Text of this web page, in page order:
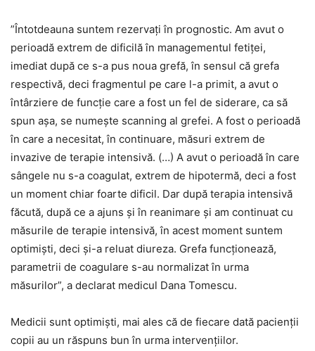
”Întotdeauna suntem rezervaţi în prognostic. Am avut o
perioadă extrem de dificilă în managementul fetiţei,
imediat după ce s-a pus noua grefă, în sensul că grefa
respectivă, deci fragmentul pe care l-a primit, a avut o
întârziere de funcţie care a fost un fel de siderare, ca să
spun aşa, se numeşte scanning al grefei. A fost o perioadă
în care a necesitat, în continuare, măsuri extrem de
invazive de terapie intensivă. (…) A avut o perioadă în care
sângele nu s-a coagulat, extrem de hipotermă, deci a fost
un moment chiar foarte dificil. Dar după terapia intensivă
făcută, după ce a ajuns şi în reanimare şi am continuat cu
măsurile de terapie intensivă, în acest moment suntem
optimişti, deci şi-a reluat diureza. Grefa funcţionează,
parametrii de coagulare s-au normalizat în urma
măsurilor”, a declarat medicul Dana Tomescu.
Medicii sunt optimişti, mai ales că de fiecare dată pacienţii
copii au un răspuns bun în urma intervenţiilor.